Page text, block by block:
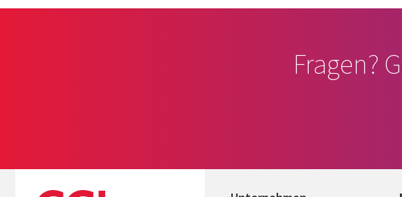
Fragen?